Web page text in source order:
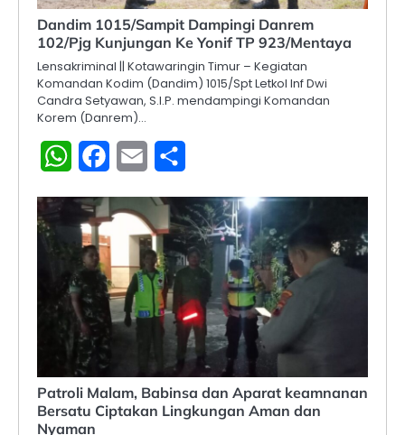
Dandim 1015/Sampit Dampingi Danrem
102/Pjg Kunjungan Ke Yonif TP 923/Mentaya
Lensakriminal || Kotawaringin Timur – Kegiatan
Komandan Kodim (Dandim) 1015/Spt Letkol Inf Dwi
Candra Setyawan, S.I.P. mendampingi Komandan
Korem (Danrem)…
WhatsAppFacebook
Email
Patroli Malam, Babinsa dan Aparat keamnanan
Bersatu Ciptakan Lingkungan Aman dan
Nyaman